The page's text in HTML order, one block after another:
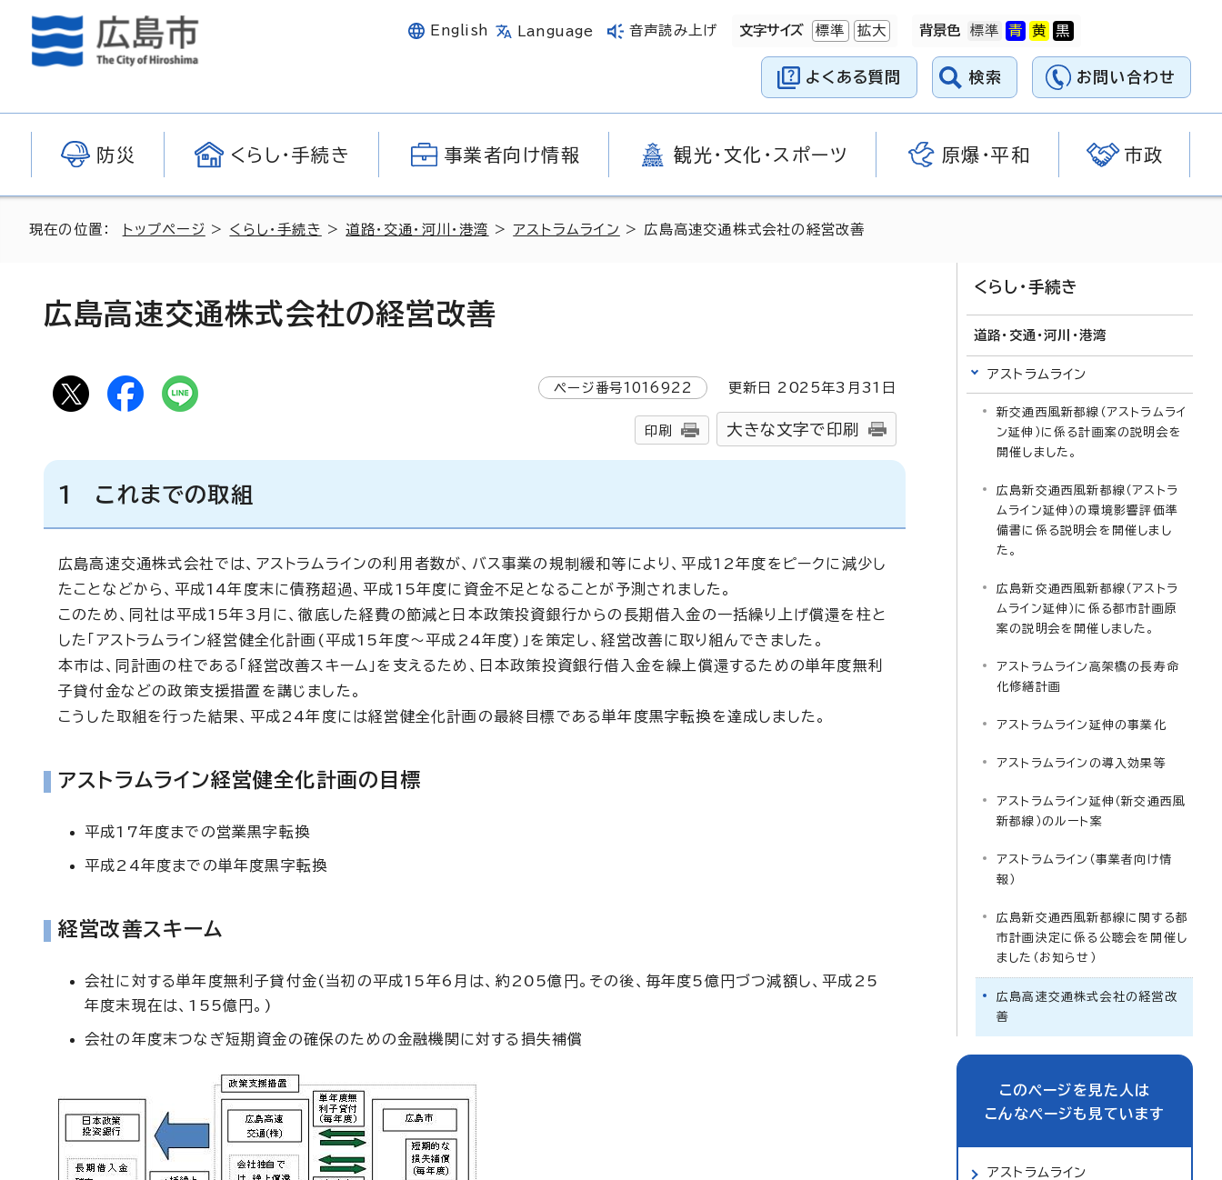
English Language 音声読み上げ 文字サイズ 標準 拡大 背景色
よくある質問 検索 お問い合わせ
防災 くらし・手続き 事業者向け情報 観光・文化・スポーツ 原爆・平和 市政
現在の位置： トップページ > くらし・手続き >道路・交通・河川・港湾 > アストラムライン > 広島高速交通株式会社の経営改善
広島高速交通株式会社の経営改善
ページ番号1016922 更新日 2025年3月 31 日
印刷 大きな文字で印刷
1 これまでの取組
広島高速交通株式会社では、アストラムラインの利用者数が、バス事業の規制緩和等により、平成12年度をピークに減少し
たことなどから、平成14年度末に債務超過、平成15年度に資金不足となることが予測されました。
このため、同社は平成15年3月に、徹底した経費の節減と日本政策投資銀行からの長期借入金の一括繰り上げ償還を柱と
した「アストラムライン経営健全化計画(平成15年度～平成24年度)」を策定し、経営改善に取り組んできました。
本市は、同計画の柱である「経営改善スキーム」を支えるため、日本政策投資銀行借入金を繰上償還するための単年度無利
子貸付金などの政策支援措置を講じました。
こうした取組を行った結果、平成24年度には経営健全化計画の最終目標である単年度黒字転換を達成しました。
アストラムライン経営健全化計画の目標
平成17年度までの営業黒字転換
平成24年度までの単年度黒字転換
経営改善スキーム
会社に対する単年度無利子貸付金(当初の平成15年6月は、約205億円。その後、毎年度5億円づつ減額し、平成25
年度末現在は、155億円。)
会社の年度末つなぎ短期資金の確保のための金融機関に対する損失補償
くらし・手続き
道路・交通・河川・港湾
アストラムライン
新交通西風新都線（アストラムライ
ン延伸）に係る計画案の説明会を
開催しました。
広島新交通西風新都線（アストラ
ムライン延伸）の環境影響評価準
備書に係る説明会を開催しまし
た。
広島新交通西風新都線（アストラ
ムライン延伸）に係る都市計画原
案の説明会を開催しました。
アストラムライン高架橋の長寿命
化修繕計画
アストラムライン延伸の事業化
アストラムラインの導入効果等
アストラムライン延伸（新交通西風
新都線）のルート案
アストラムライン（事業者向け情
報）
広島新交通西風新都線に関する都
市計画決定に係る公聴会を開催し
ました（お知らせ）
広島高速交通株式会社の経営改
善
このページを見た人は
こんなページも見ています
アストラムライン